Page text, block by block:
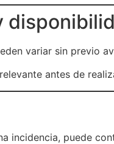
variar sin previo
antes de
incidencia, puede